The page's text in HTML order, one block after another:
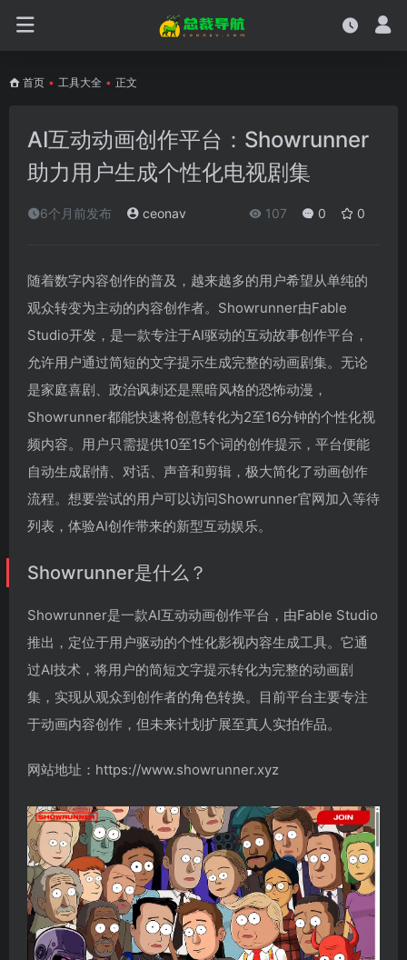
首页 • 工具大全 • 正文
AI互动动画创作平台：Showrunner
助力用户生成个性化电视剧集
6个月前发布 ceonav 107 0 0
随着数字内容创作的普及，越来越多的用户希望从单纯的
观众转变为主动的内容创作者。Showrunner由Fable
Studio开发，是一款专注于AI驱动的互动故事创作平台，
允许用户通过简短的文字提示生成完整的动画剧集。无论
是家庭喜剧、政治讽刺还是黑暗风格的恐怖动漫，
Showrunner都能快速将创意转化为2至16分钟的个性化视
频内容。用户只需提供10至15个词的创作提示，平台便能
自动生成剧情、对话、声音和剪辑，极大简化了动画创作
流程。想要尝试的用户可以访问Showrunner官网加入等待
列表，体验AI创作带来的新型互动娱乐。
Showrunner是什么？
Showrunner是一款AI互动动画创作平台，由Fable Studio
推出，定位于用户驱动的个性化影视内容生成工具。它通
过AI技术，将用户的简短文字提示转化为完整的动画剧
集，实现从观众到创作者的角色转换。目前平台主要专注
于动画内容创作，但未来计划扩展至真人实拍作品。
网站地址：https://www.showrunner.xyz